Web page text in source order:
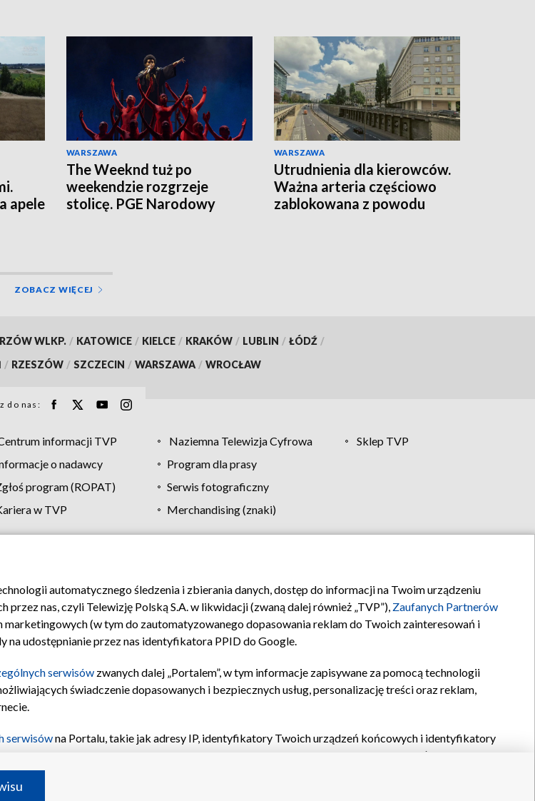
apele
WARSZAWA
The Weeknd tuż po
weekendzie rozgrzeje
stolicę. PGE Narodowy
WARSZAWA
Utrudnienia dla kierowców.
Ważna arteria częściowo
zablokowana z powodu
ZOBACZ WIĘCEJ
WLKP. / KATOWICE / KIELCE / KRAKÓW / LUBLIN / ŁÓDŹ /
/ RZESZÓW / SZCZECIN / WARSZAWA / WROCŁAW
do nas:
informacji TVP Naziemna Telewizja Cyfrowa
Sklep TVP
o nadawcy
Program dla prasy
program (ROPAT)
Serwis fotograficzny
w TVP
Merchandising (znaki)
Moje zgody Pomoc Biuro reklamy Kontakt
automatycznego śledzenia i zbierania danych, dostęp do informacji na Twoim urządzeniu
nas, czyli Telewizję Polską S.A. w likwidacji (zwaną dalej również „TVP”), Zaufanych Partnerów
marketingowych (w tym do zautomatyzowanego dopasowania reklam do Twoich zainteresowań i
na udostępnianie przez nas identyfikatora PPID do Google.
serwisów zwanych dalej „Portalem”, w tym informacje zapisywane za pomocą technologii
świadczenie dopasowanych i bezpiecznych usług, personalizację treści oraz reklam,
serwisówna Portalu, takie jak adresy IP, identyfikatory Twoich urządzeń końcowych i identyfikatory
oraz pozostałych
na urządzeniu lub dostęp do nich, wyboru podstawowych reklam, wyboru spersonalizowanych
treści, wyboru spersonalizowanych treści, pomiaru wydajności reklam, pomiaru wydajności